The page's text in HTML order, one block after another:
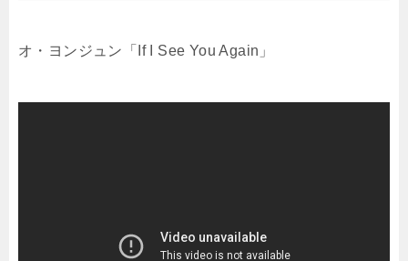
オ・ヨンジュン「If I See You Again」